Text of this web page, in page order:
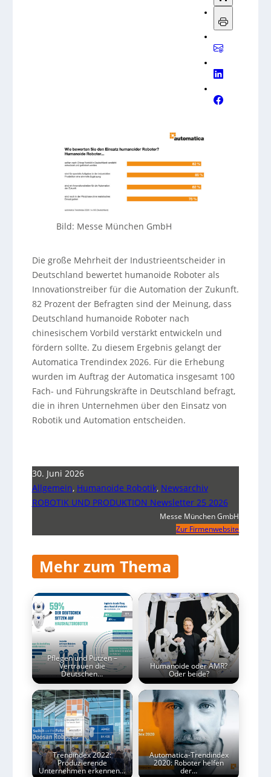
Bild: Messe München GmbH
Die große Mehrheit der Industrieentscheider in
Deutschland bewertet humanoide Roboter als
Innovationstreiber für die Automation der Zukunft.
82 Prozent der Befragten sind der Meinung, dass
Deutschland humanoide Roboter nach
chinesischem Vorbild verstärkt entwickeln und
fördern sollte. Zu diesem Ergebnis gelangt der
Automatica Trendindex 2026. Für die Erhebung
wurden im Auftrag der Automatica insgesamt 100
Fach- und Führungskräfte in Deutschland befragt,
die in ihren Unternehmen über den Einsatz von
Robotik und Automation entscheiden.
30. Juni 2026
Allgemein, Humanoide Robotik, Newsarchiv
ROBOTIK UND PRODUKTION Newsletter 25 2026
Messe München GmbH
Zur Firmenwebsite
Mehr zum Thema
Pflegen und Putzen –
Vertrauen die
Deutschen…
Humanoide oder AMR?
Oder beide?
Trendindex 2022:
Produzierende
Unternehmen erkennen…
Automatica-Trendindex
2020: Roboter helfen
der…